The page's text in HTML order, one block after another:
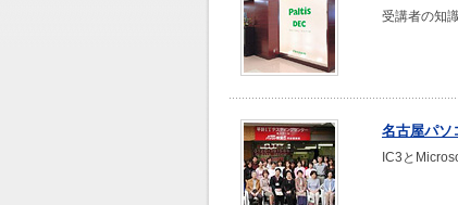
受講者の知
名古屋パソ
IC3と